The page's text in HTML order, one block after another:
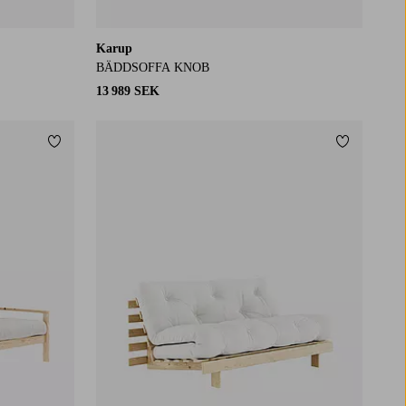
Karup
BÄDDSOFFA KNOB
13 989 SEK
Lägg till i favoriter Lägg till i